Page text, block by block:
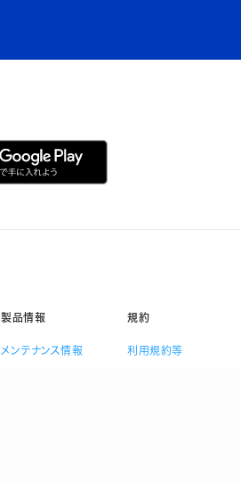
製品情報
メンテナンス情報
規約
利用規約等